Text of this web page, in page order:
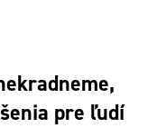
pre ľudí